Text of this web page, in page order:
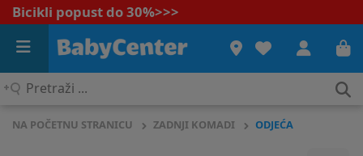
Bicikli popust do 30%>>>
Pretraži
NA POČETNU STRANICU ZADNJI KOMADI ODJEĆA